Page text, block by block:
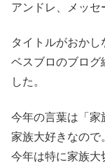
アンドレ、メッセ
タイトルがおかし
ベスブロのブログ
した。
今年の言葉は「家
家族大好きなので
今年は特に家族大